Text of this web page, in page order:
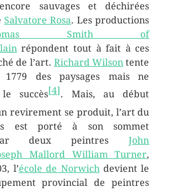
sauvages et déchirées
Salvatore Rosa. Les productions
Smith of
répondent tout à fait à ces
de l’art. Richard Wilson tente
des paysages mais ne
succès[4] . Mais, au début
revirement se produit, l’art du
est porté à son sommet
par deux peintresJohn
Mallord William Turner,
l’école de Norwichdevient le
provincial de peintres